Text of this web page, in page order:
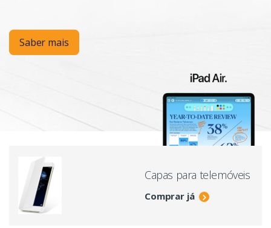
Saber mais
Capas para telemóveis
Comprar já